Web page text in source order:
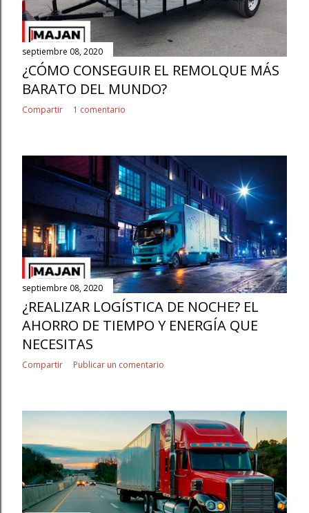
septiembre 08, 2020
¿CÓMO CONSEGUIR EL REMOLQUE MÁS
BARATO DEL MUNDO?
Compartir 1 comentario
septiembre 08, 2020
¿REALIZAR LOGÍSTICA DE NOCHE? EL
AHORRO DE TIEMPO Y ENERGÍA QUE
NECESITAS
Compartir Publicar un comentario